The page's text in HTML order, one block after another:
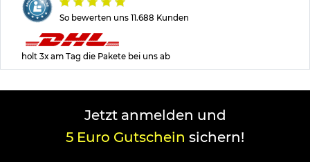
So bewerten uns 11.688 Kunden
holt 3x am Tag die Pakete bei uns ab
Jetzt anmelden und
5 Euro Gutschein sichern!